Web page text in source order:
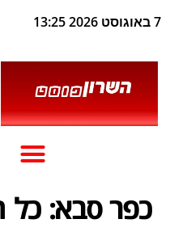
7 באוגוסט 2026 13:25
כפר סבא: כל